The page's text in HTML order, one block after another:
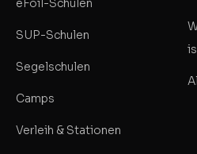
eFoil-Schulen
SUP-Schulen
Segelschulen
Camps
Verleih & Stationen